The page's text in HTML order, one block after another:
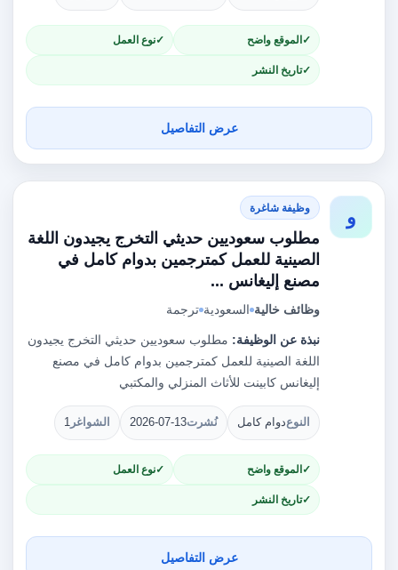
الموقع واضح نوع العمل
تاريخ النشر
عرض التفاصيل
و وظيفة شاغرة
مطلوب سعوديين حديثي التخرج يجيدون اللغة
الصينية للعمل كمترجمين بدوام كامل في
مصنع إليغانس ...
وظائف خالية السعودية ترجمة
نبذة عن الوظيفة: مطلوب سعوديين حديثي التخرج يجيدون
اللغة الصينية للعمل كمترجمين بدوام كامل في مصنع
إليغانس كابينت للأثاث المنزلي والمكتبي
النوعدوام كامل نُشرت2026-07-13 الشواغر 1
الموقع واضح نوع العمل
تاريخ النشر
عرض التفاصيل